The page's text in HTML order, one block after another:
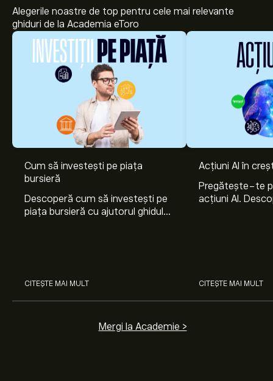
Alegerile noastre de top pentru cele mai relevante
ghiduri de la Academia eToro
Cum să investești pe piața
bursieră
Descoperă cum să investești pe
piața bursieră cu ajutorul ghidului
CITEȘTE MAI MULT
Acțiuni AI în
Pregătește-te
acțiuni AI.
CITEȘTE MAI MULT
Mergi la Academie >